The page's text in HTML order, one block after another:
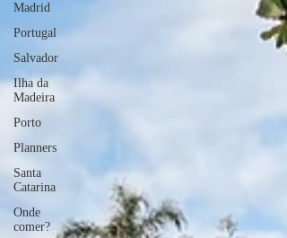
Madrid
Portugal
Salvador
Ilha da
Madeira
Porto
Planners
Santa
Catarina
Onde
comer?